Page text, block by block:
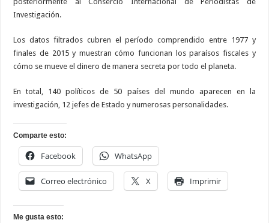
Investigación.
Los datos filtrados cubren el período comprendido entre 1977 y
finales de 2015 y muestran cómo funcionan los paraísos fiscales y
cómo se mueve el dinero de manera secreta por todo el planeta.
En total, 140 políticos de 50 países del mundo aparecen en la
investigación, 12 jefes de Estado y numerosas personalidades.
Comparte esto:
Facebook WhatsApp
Correo electrónico X Imprimir
Me gusta esto: